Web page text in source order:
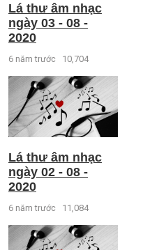
Lá thư âm nhạc
ngày 03 - 08 -
2020
6 năm trước 10,704
Lá thư âm nhạc
ngày 02 - 08 -
2020
6 năm trước 11,084